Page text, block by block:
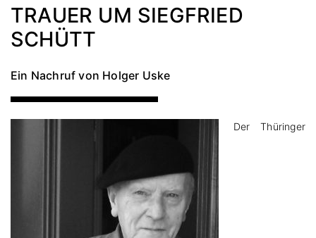
TRAUER UM SIEGFRIED
SCHÜTT
Ein Nachruf von Holger Uske
Der Thüringer